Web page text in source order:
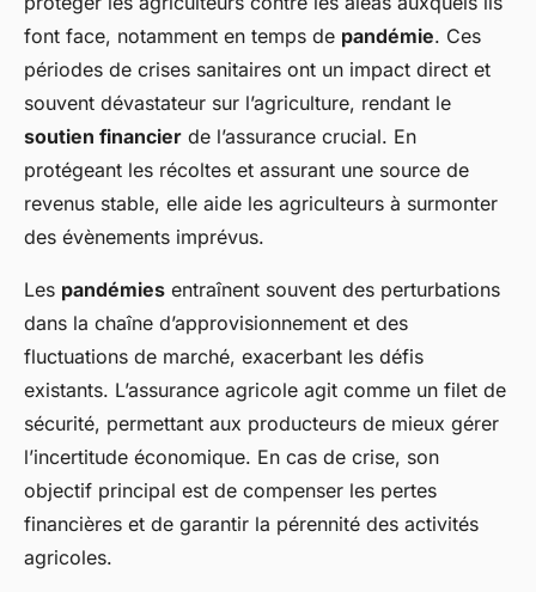
Juliette • 17 janvier 2025 7 min de lecture
font face, notamment en temps de pandémie. Ces
périodes de crises sanitaires ont un impact direct et
souvent dévastateur sur l’agriculture, rendant le
soutien financier de l’assurance crucial. En
protégeant les récoltes et assurant une source de
revenus stable, elle aide les agriculteurs à surmonter
des évènements imprévus.
Les pandémies entraînent souvent des perturbations
dans la chaîne d’approvisionnement et des
fluctuations de marché, exacerbant les défis
existants. L’assurance agricole agit comme un filet de
sécurité, permettant aux producteurs de mieux gérer
l’incertitude économique. En cas de crise, son
objectif principal est de compenser les pertes
financières et de garantir la pérennité des activités
agricoles.